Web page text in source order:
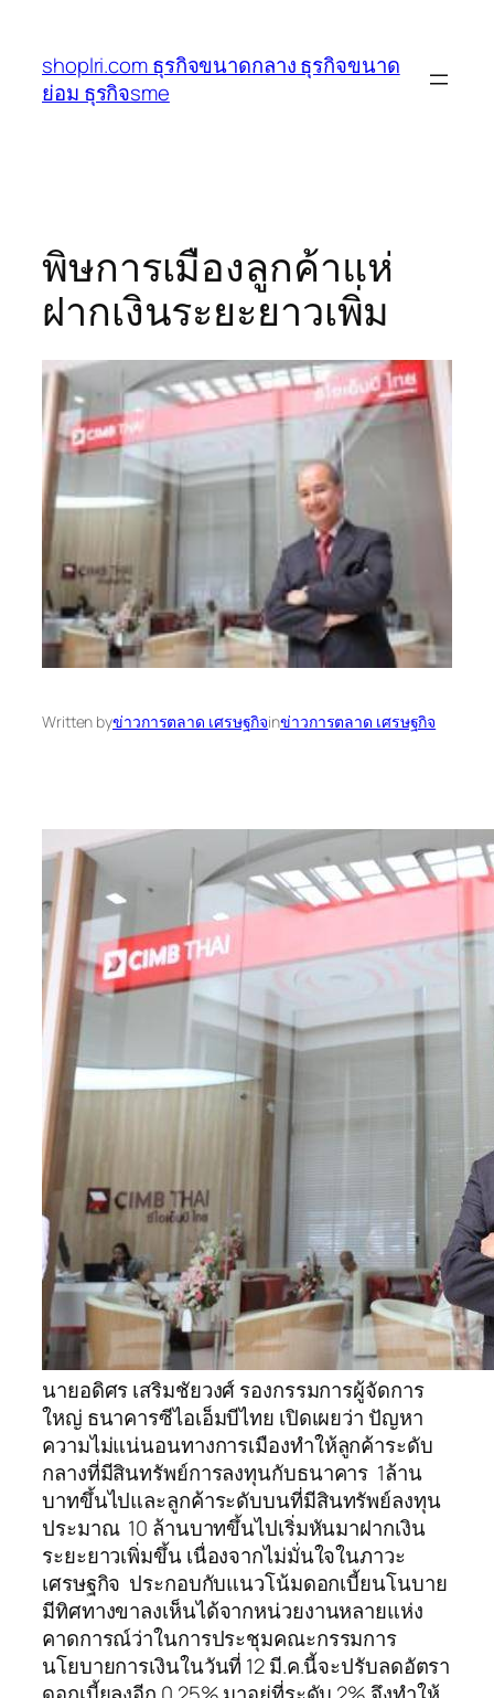
เนื้อหา
shoplri.com ธุรกิจขนาดกลาง ธุรกิจขนาด
ย่อม ธุรกิจsme
พิษการเมืองลูกค้าแห่
ฝากเงินระยะยาวเพิ่ม
Written byข่าวการตลาด เศรษฐกิจinข่าวการตลาด เศรษฐกิจ
นายอดิศร เสริมชัยวงศ์ รองกรรมการผู้จัดการ
ใหญ่ ธนาคารซีไอเอ็มบีไทย เปิดเผยว่า ปัญหา
ความไม่แน่นอนทางการเมืองทำให้ลูกค้าระดับ
กลางที่มีสินทรัพย์การลงทุนกับธนาคาร 1ล้าน
บาทขึ้นไปและลูกค้าระดับบนที่มีสินทรัพย์ลงทุน
ประมาณ 10 ล้านบาทขึ้นไปเริ่มหันมาฝากเงิน
ระยะยาวเพิ่มขึ้น เนื่องจากไม่มั่นใจในภาวะ
เศรษฐกิจ ประกอบกับแนวโน้มดอกเบี้ยนโนบาย
มีทิศทางขาลงเห็นได้จากหน่วยงานหลายแห่ง
คาดการณ์ว่าในการประชุมคณะกรรมการ
นโยบายการเงินในวันที่ 12 มี.ค.นี้จะปรับลดอัตรา